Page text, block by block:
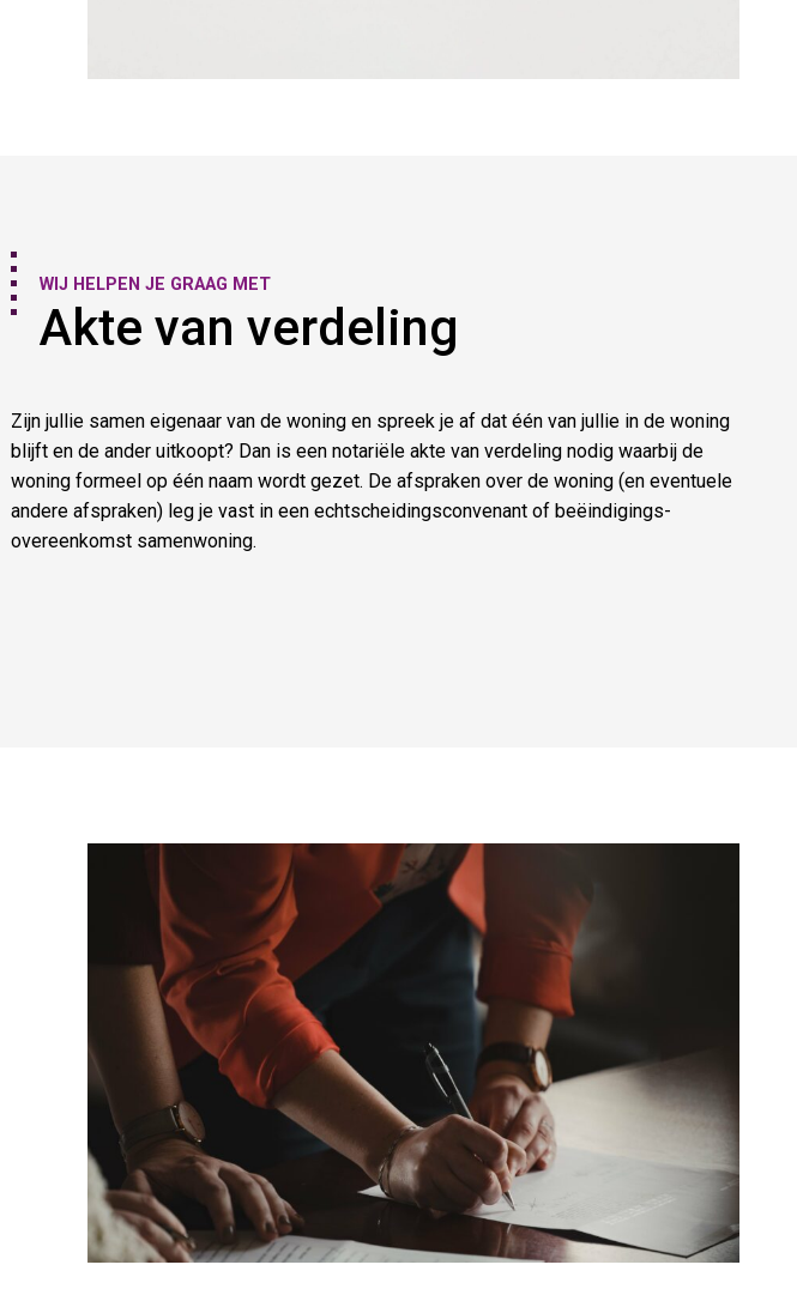
Akte van verdeling
WIJ HELPEN JE GRAAG MET
Zijn jullie samen eigenaar van de woning en spreek je af dat één van jullie in de woning
blijft en de ander uitkoopt? Dan is een notariële akte van verdeling nodig waarbij de
woning formeel op één naam wordt gezet. De afspraken over de woning (en eventuele
andere afspraken) leg je vast in een echtscheidingsconvenant of beëindigings-
overeenkomst samenwoning.